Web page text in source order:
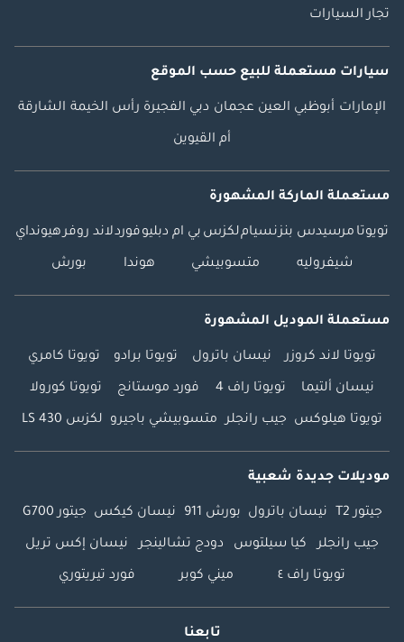
تجار السيارات
سيارات مستعملة للبيع حسب الموقع
الإمارات أبوظبي العين عجمان دبي الفجيرة رأس الخيمة الشارقة
أم القيوين
مستعملة الماركة المشهورة
تويوتا مرسيدس بنزنسياملكزس بي ام دبليوفوردلاند روفرهيونداي
شيفروليه متسوبيشي هوندا بورش
مستعملة الموديل المشهورة
تويوتا لاند كروزر نيسان باترول تويوتا برادو تويوتا كامري
نيسان ألتيما تويوتا راف 4 فورد موستانج تويوتا كورولا
تويوتا هيلوكس جيب رانجلر متسوبيشي باجيرو لكزس LS 430
موديلات جديدة شعبية
جيتور T2 نيسان باترول بورش 911 نيسان كيكس جيتور G700
جيب رانجلر كيا سيلتوس دودج تشالينجر نيسان إكس تريل
تويوتا راف ٤ ميني كوبر فورد تيريتوري
تابعنا